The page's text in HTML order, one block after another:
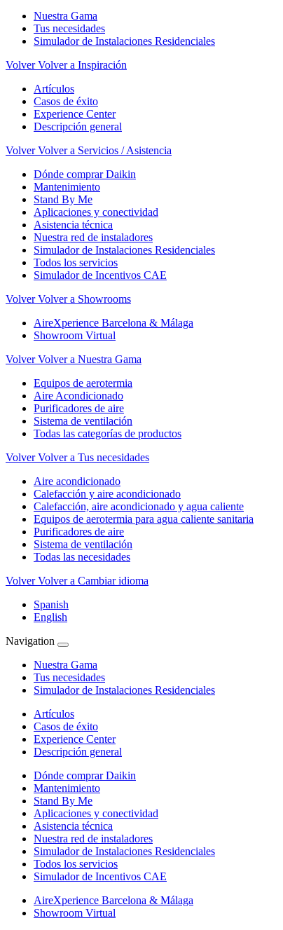
Nuestra Gama
Tus necesidades
Simulador de Instalaciones Residenciales
Volver Volver a Inspiración
Artículos
Casos de éxito
Experience Center
Descripción general
Volver Volver a Servicios / Asistencia
Dónde comprar Daikin
Mantenimiento
Stand By Me
Aplicaciones y conectividad
Asistencia técnica
Nuestra red de instaladores
Simulador de Instalaciones Residenciales
Todos los servicios
Simulador de Incentivos CAE
Volver Volver a Showrooms
AireXperience Barcelona & Málaga
Showroom Virtual
Volver Volver a Nuestra Gama
Equipos de aerotermia
Aire Acondicionado
Purificadores de aire
Sistema de ventilación
Todas las categorías de productos
Volver Volver a Tus necesidades
Aire acondicionado
Calefacción y aire acondicionado
Calefacción, aire acondicionado y agua caliente
Equipos de aerotermia para agua caliente sanitaria
Purificadores de aire
Sistema de ventilación
Todas las necesidades
Volver Volver a Cambiar idioma
Spanish
English
Navigation
Nuestra Gama
Tus necesidades
Simulador de Instalaciones Residenciales
Artículos
Casos de éxito
Experience Center
Descripción general
Dónde comprar Daikin
Mantenimiento
Stand By Me
Aplicaciones y conectividad
Asistencia técnica
Nuestra red de instaladores
Simulador de Instalaciones Residenciales
Todos los servicios
Simulador de Incentivos CAE
AireXperience Barcelona & Málaga
Showroom Virtual